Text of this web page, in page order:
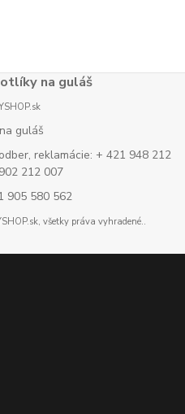
na guláš
guláš
reklamácie: + 421 948 212
212 007
905 580 562
všetky práva vyhradené..